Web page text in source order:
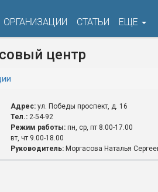
ОРГАНИЗАЦИИ СТАТЬИ ЕЩЕ
центр
Адрес: ул. Победы проспект, д. 16
Тел.: 2-54-92
Режим работы: пн, ср, пт 8.00-17.00
вт, чт 9.00-18.00
Руководитель: Моргасова Наталья